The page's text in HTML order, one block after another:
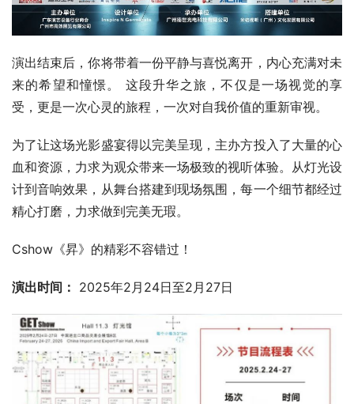
演出结束后，你将带着一份平静与喜悦离开，内心充满对未
来的希望和憧憬。 这段升华之旅，不仅是一场视觉的享
受，更是一次心灵的旅程，一次对自我价值的重新审视。
为了让这场光影盛宴得以完美呈现，主办方投入了大量的心
血和资源，力求为观众带来一场极致的视听体验。从灯光设
计到音响效果，从舞台搭建到现场氛围，每一个细节都经过
精心打磨，力求做到完美无瑕。
Cshow《昇》的精彩不容错过！
演出时间： 2025年2月24日至2月27日